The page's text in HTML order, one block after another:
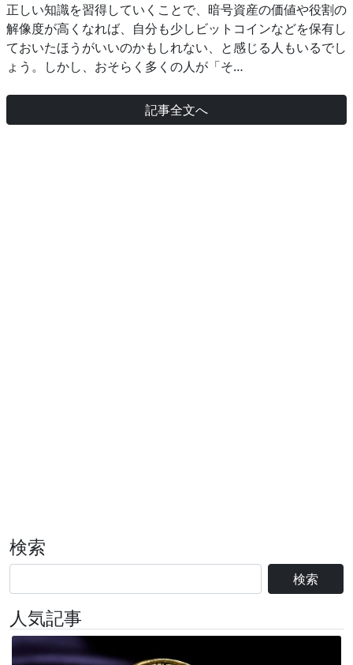
正しい知識を習得していくことで、暗号資産の価値や役割の
解像度が高くなれば、自分も少しビットコインなどを保有し
ておいたほうがいいのかもしれない、と感じる人もいるでし
ょう。しかし、おそらく多くの人が「そ…
記事全文へ
検索
検索
人気記事